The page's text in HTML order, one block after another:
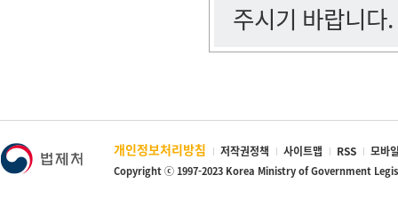
주시기 바랍니다.
개인정보처리방침 저작권정책 사이트맵 RSS 모바
Copyright ⓒ 1997-2023 Korea Ministry of Government